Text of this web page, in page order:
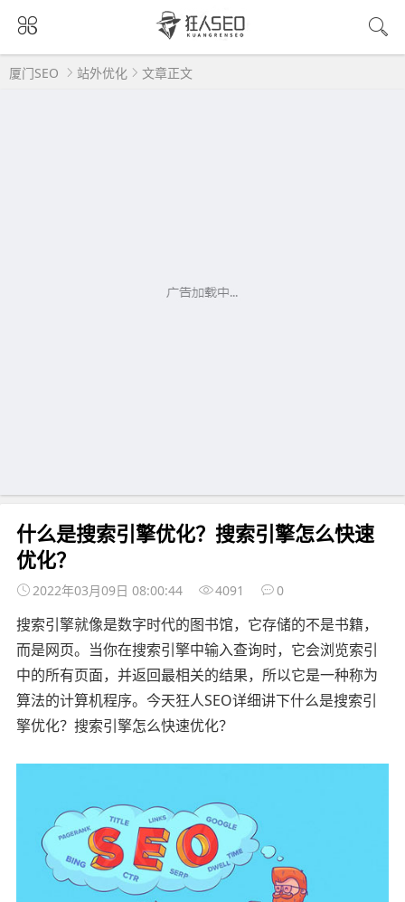
厦门SEO 站外优化 文章正文
什么是搜索引擎优化？搜索引擎怎么快速
优化？
2022年03月09日 08:00:44 4091 0
搜索引擎就像是数字时代的图书馆，它存储的不是书籍，
而是网页。当你在搜索引擎中输入查询时，它会浏览索引
中的所有页面，并返回最相关的结果，所以它是一种称为
算法的计算机程序。今天狂人SEO详细讲下什么是搜索引
擎优化？搜索引擎怎么快速优化？